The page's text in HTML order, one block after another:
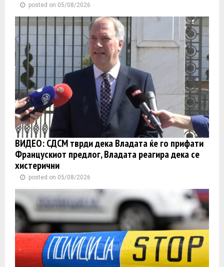
posted on 05/08/2026
ВИДЕО: СДСМ тврди дека Владата ќе го прифати
Францускиот предлог, Владата реагира дека се
хистерични
posted on 05/08/2026